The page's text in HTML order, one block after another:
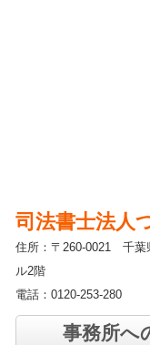
司法書士法人
住所：〒260-0021 千葉
ル2階
電話：0120-253-280
事務所へ